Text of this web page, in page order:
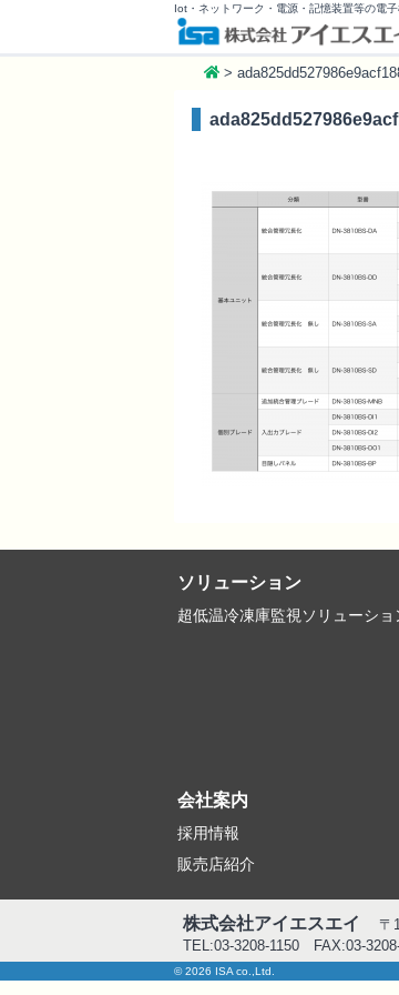
Iot・ネットワーク・電源・記憶装置等の電
>
ソリューション
超低温冷凍庫監視ソリューショ
会社案内
採用情報
販売店紹介
株式会社アイエスエイ
〒
TEL:03-3208-1150 FAX:03-
© 2026 ISA co.,Ltd.